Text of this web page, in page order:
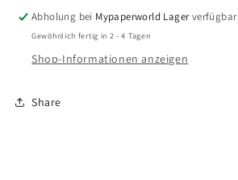
Abholung bei Mypaperworld Lagerverfügbar
Gewöhnlich fertig in 2 - 4 Tagen
Shop-Informationen anzeigen
Share